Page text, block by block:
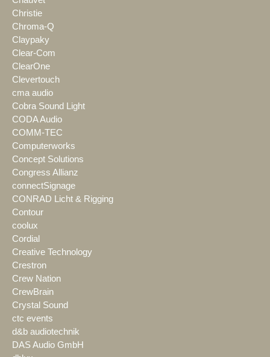
Christie
Chroma-Q
Claypaky
Clear-Com
ClearOne
Clevertouch
cma audio
Cobra Sound Light
CODA Audio
COMM-TEC
Computerworks
Concept Solutions
Congress Allianz
connectSignage
CONRAD Licht & Rigging
Contour
coolux
Cordial
Creative Technology
Crestron
Crew Nation
CrewBrain
Crystal Sound
ctc events
d&b audiotechnik
DAS Audio GmbH